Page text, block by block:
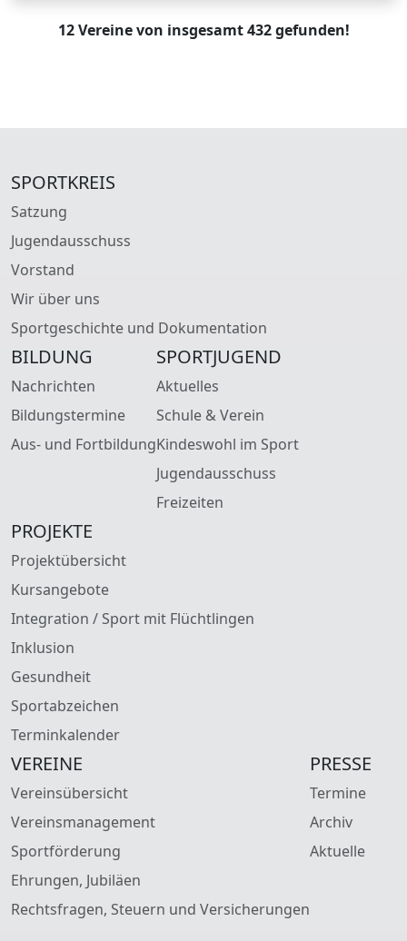
12 Vereine von insgesamt 432 gefunden!
SPORTKREIS
Satzung
Jugendausschuss
Vorstand
Wir über uns
Sportgeschichte und Dokumentation
BILDUNG
Nachrichten
Bildungstermine
Aus- und Fortbildung
SPORTJUGEND
Aktuelles
Schule & Verein
Kindeswohl im Sport
Jugendausschuss
Freizeiten
PROJEKTE
Projektübersicht
Kursangebote
Integration / Sport mit Flüchtlingen
Inklusion
Gesundheit
Sportabzeichen
Terminkalender
VEREINE
Vereinsübersicht
Vereinsmanagement
Sportförderung
Ehrungen, Jubiläen
Rechtsfragen, Steuern und Versicherungen
PRESSE
Termine
Archiv
Aktuelle